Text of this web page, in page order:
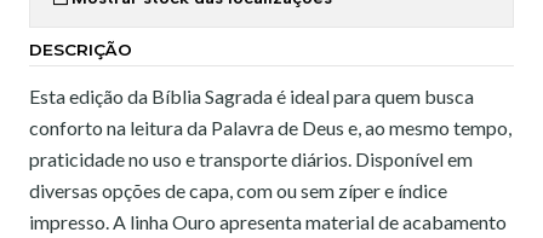
DESCRIÇÃO
Esta edição da Bíblia Sagrada é ideal para quem busca
conforto na leitura da Palavra de Deus e, ao mesmo tempo,
praticidade no uso e transporte diários. Disponível em
diversas opções de capa, com ou sem zíper e índice
impresso. A linha Ouro apresenta material de acabamento